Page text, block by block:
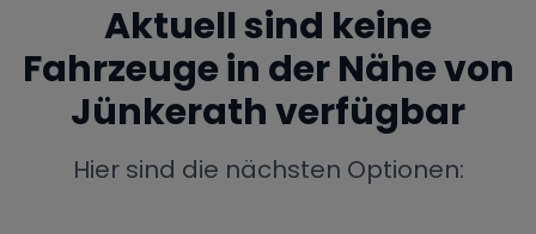
Mercedes BMW Audi
Aktuell sind keine
Fahrzeuge in der Nähe von
Jünkerathverfügbar
Hier sind die nächsten Optionen: